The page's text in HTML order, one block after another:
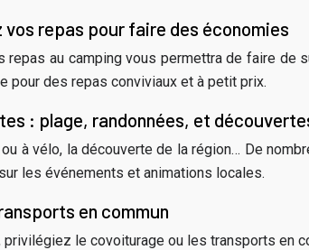
repas pour faire des économies
au camping vous permettra de faire
pour des repas conviviaux et à petit prix.
: plage, randonnées, et
à vélo, la découverte de la région… De
les événements et animations locales.
en commun
le covoiturage ou les transports en